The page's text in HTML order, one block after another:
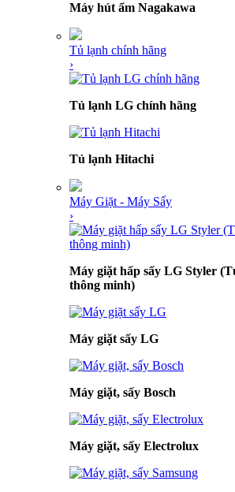
Máy hút ẩm Nagakawa
Tủ lạnh chính hãng
›
Tủ lạnh LG chính hãng
Tủ lạnh Hitachi
Máy Giặt - Máy Sấy
›
Máy giặt hấp sấy LG Styler
thông minh)
Máy giặt sấy LG
Máy giặt, sấy Bosch
Máy giặt, sấy Electrolux